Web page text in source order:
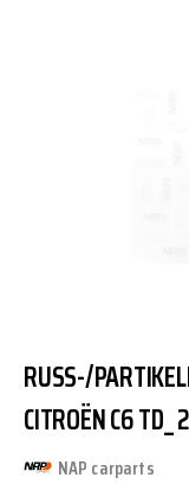
RUSS-/
ITROËN C6 TD_
NAP carparts